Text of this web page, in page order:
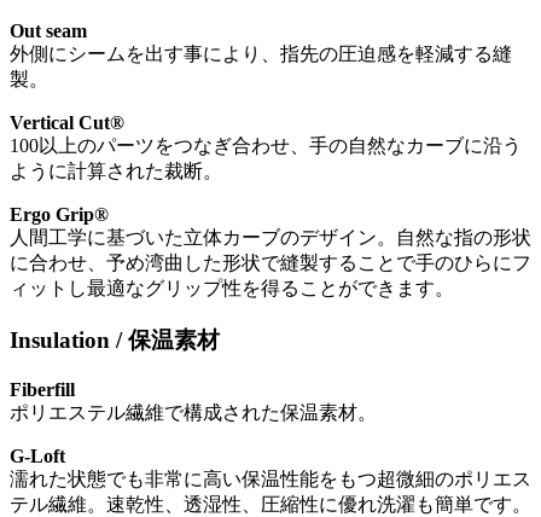
Out seam
外側にシームを出す事により、指先の圧迫感を軽減する縫
製。
Vertical Cut®
100以上のパーツをつなぎ合わせ、手の自然なカーブに沿う
ように計算された裁断。
Ergo Grip®
人間工学に基づいた立体カーブのデザイン。自然な指の形状
に合わせ、予め湾曲した形状で縫製することで手のひらにフ
ィットし最適なグリップ性を得ることができます。
Insulation / 保温素材
Fiberfill
ポリエステル繊維で構成された保温素材。
G-Loft
濡れた状態でも非常に高い保温性能をもつ超微細のポリエス
テル繊維。速乾性、透湿性、圧縮性に優れ洗濯も簡単です。